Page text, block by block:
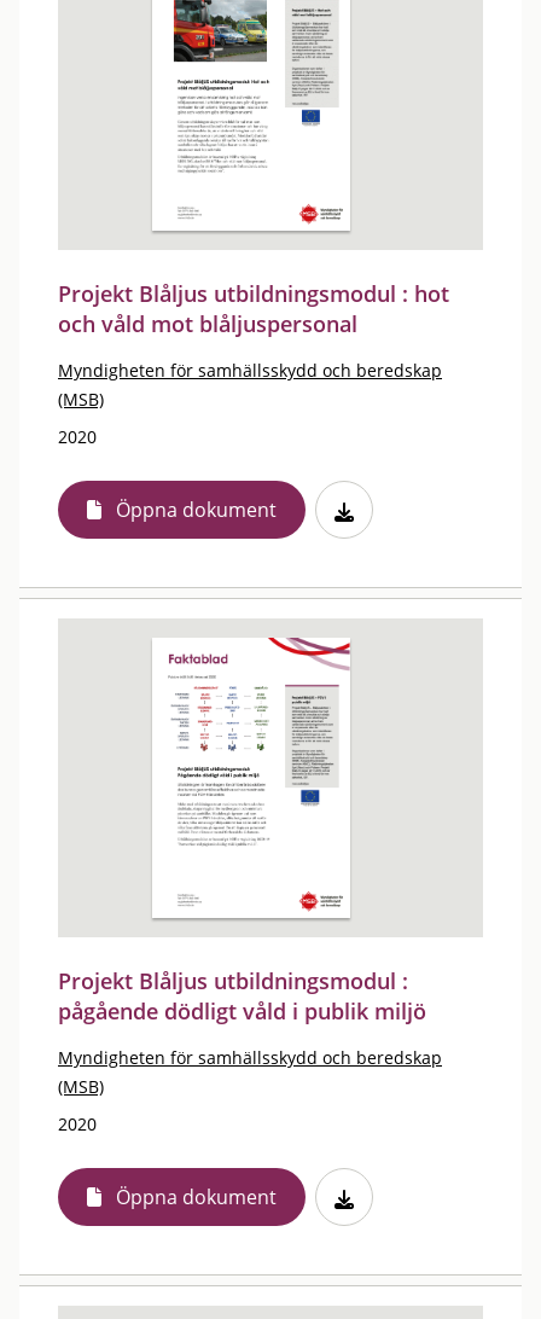
Projekt Blåljus utbildningsmodul : hot
och våld mot blåljuspersonal
Myndigheten för samhällsskydd och beredskap
(MSB)
2020
Öppna dokument
Projekt Blåljus utbildningsmodul :
pågående dödligt våld i publik miljö
Myndigheten för samhällsskydd och beredskap
(MSB)
2020
Öppna dokument